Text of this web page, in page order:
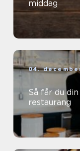
middag
04.
Så får du
restaurang